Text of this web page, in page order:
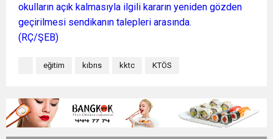
okulların açık kalmasıyla ilgili kararın yeniden gözden
geçirilmesi sendikanın talepleri arasında.
(RÇ/ŞEB)
eğitim kıbrıs kktc KTÖS